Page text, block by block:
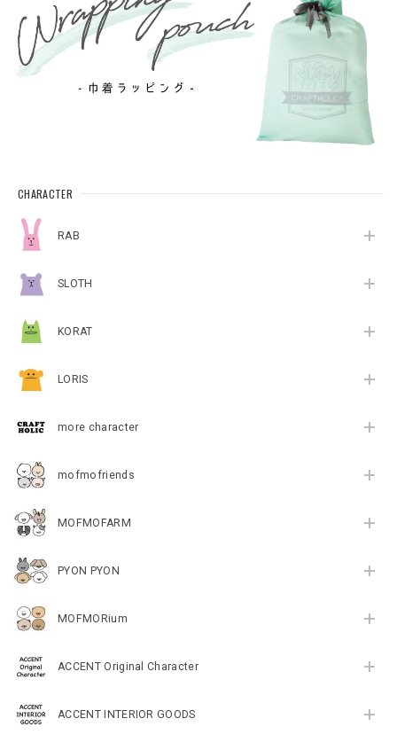
CHARACTER
RAB
SLOTH
KORAT
LORIS
more character
mofmofriends
MOFMOFARM
PYON PYON
MOFMORium
ACCENT Original Character
ACCENT INTERIOR GOODS